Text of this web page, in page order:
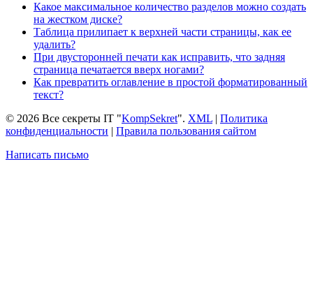
Какое максимальное количество разделов можно создать
на жестком диске?
Таблица прилипает к верхней части страницы, как ее
удалить?
При двусторонней печати как исправить, что задняя
страница печатается вверх ногами?
Как превратить оглавление в простой форматированный
текст?
© 2026 Все секреты IT "KompSekret". XML | Политика
конфиденциальности | Правила пользования сайтом
Написать письмо